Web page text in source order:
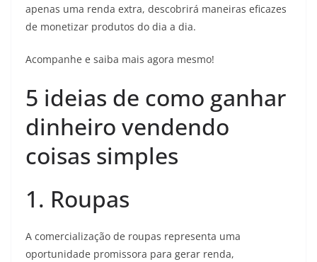
apenas uma renda extra, descobrirá maneiras eficazes
de monetizar produtos do dia a dia.
Acompanhe e saiba mais agora mesmo!
5 ideias de como ganhar
dinheiro vendendo
coisas simples
1. Roupas
A comercialização de roupas representa uma
oportunidade promissora para gerar renda,